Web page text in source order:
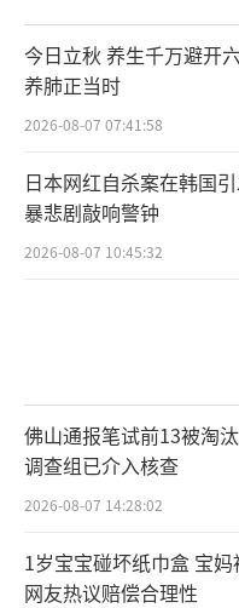
为其破圈的重要助
国，但影片主要取
骑楼、潮州龙湖古
仅具有鲜明的岭南
种真实可感的生活
生活细节与质感，
南人情突破地域限
积累，也得益于广
扶持。更重要的是
忆与潮汕乡土经验
观众对亲情伦理
认同。
今日立秋 养生千万避开
养肺正当时
2026-08-07 07:41:58
日本网红自杀案在韩国
暴悲剧敲响警钟
2026-08-07 10:45:32
佛山通报笔试前13被淘
调查组已介入核查
2026-08-07 14:28:02
1岁宝宝碰坏纸巾盒 宝
网友热议赔偿合理性